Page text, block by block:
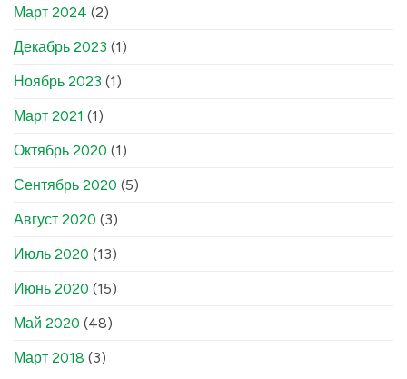
Март 2024 (2)
Декабрь 2023 (1)
Ноябрь 2023 (1)
Март 2021 (1)
Октябрь 2020 (1)
Сентябрь 2020 (5)
Август 2020 (3)
Июль 2020 (13)
Июнь 2020 (15)
Май 2020 (48)
Март 2018 (3)